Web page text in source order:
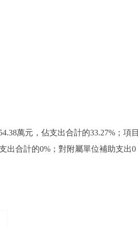
萬元，佔支出合計的33.27%；項目
出合計的0%；對附屬單位補助支出0